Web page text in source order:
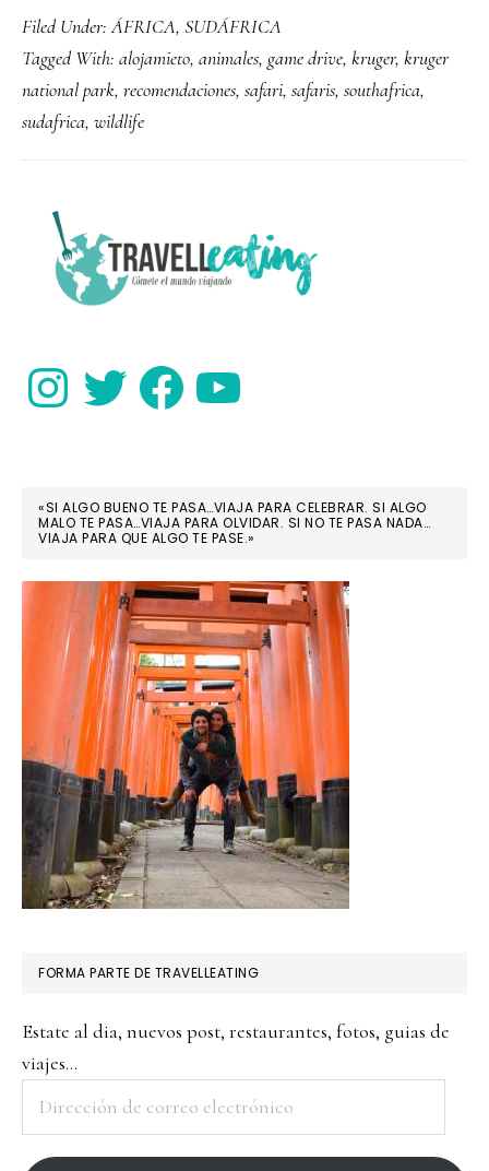
National
Park
Filed Under:ÁFRICA, SUDÁFRICA
Tagged With: alojamieto, animales, game drive, kruger, kruger
national park, recomendaciones, safari, safaris, southafrica,
sudafrica, wildlife
PRIMARY
SIDEBAR
InstagramTwitter FacebookYouTube
«SI ALGO BUENO TE PASA…VIAJA PARA CELEBRAR. SI ALGO
MALO TE PASA…VIAJA PARA OLVIDAR. SI NO TE PASA NADA…
VIAJA PARA QUE ALGO TE PASE.»
FORMA PARTE DE TRAVELLEATING
Estate al dia, nuevos post, restaurantes, fotos, guias de
viajes...
correo